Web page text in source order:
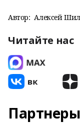
Автор: Алексей
Читайте нас
Партнеры